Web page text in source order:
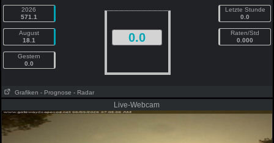
2026
571.1
August
18.1
Gestern
0.0
0.0
Letzte Stunde
0.0
Raten/Std
0.000
Grafiken - Prognose - Radar
Live-Webcam